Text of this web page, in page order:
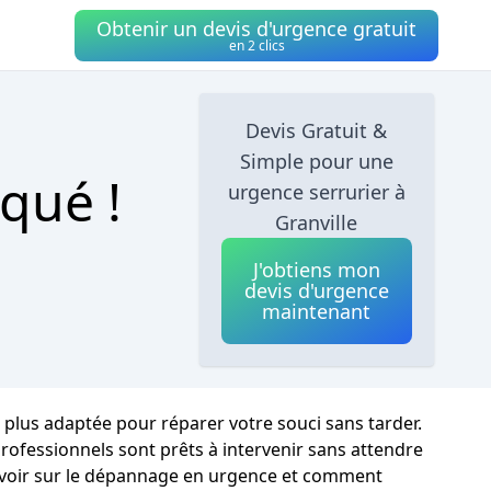
Obtenir un devis d'urgence gratuit
en 2 clics
!
Devis Gratuit &
Simple pour une
urgence serrurier à
Granville
J'obtiens mon
devis d'urgence
maintenant
adaptée pour réparer votre souci sans tarder.
sont prêts à intervenir sans attendre
sur le dépannage en urgence et comment